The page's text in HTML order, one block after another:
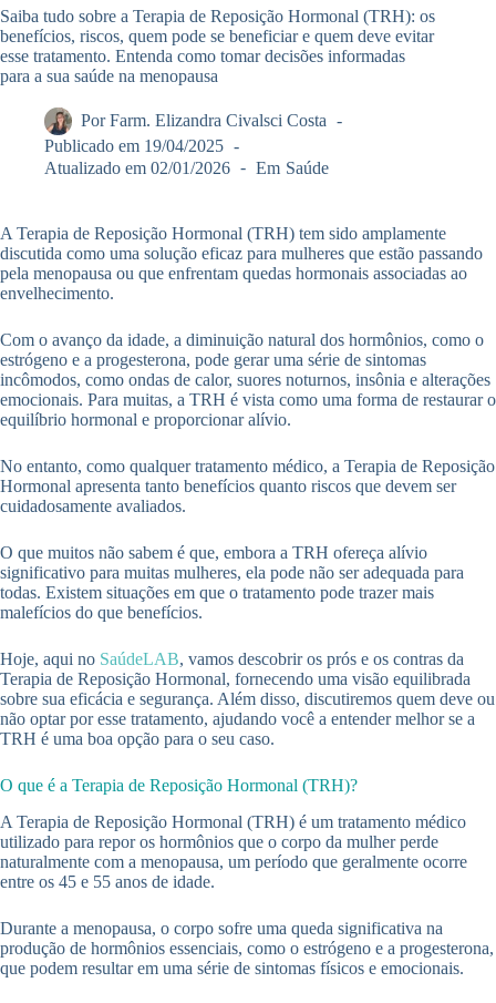
Saiba tudo sobre a Terapia de Reposição Hormonal (TRH): os
benefícios, riscos, quem pode se beneficiar e quem deve evitar
esse tratamento. Entenda como tomar decisões informadas
para a sua saúde na menopausa
Por Farm. Elizandra Civalsci Costa
Publicado em 19/04/2025
Atualizado em 02/01/2026 Em Saúde
A Terapia de Reposição Hormonal (TRH) tem sido amplamente
discutida como uma solução eficaz para mulheres que estão passando
pela menopausa ou que enfrentam quedas hormonais associadas ao
envelhecimento.
Com o avanço da idade, a diminuição natural dos hormônios, como o
estrógeno e a progesterona, pode gerar uma série de sintomas
incômodos, como ondas de calor, suores noturnos, insônia e alterações
emocionais. Para muitas, a TRH é vista como uma forma de restaurar o
equilíbrio hormonal e proporcionar alívio.
No entanto, como qualquer tratamento médico, a Terapia de Reposição
Hormonal apresenta tanto benefícios quanto riscos que devem ser
cuidadosamente avaliados.
O que muitos não sabem é que, embora a TRH ofereça alívio
significativo para muitas mulheres, ela pode não ser adequada para
todas. Existem situações em que o tratamento pode trazer mais
malefícios do que benefícios.
Hoje, aqui no SaúdeLAB, vamos descobrir os prós e os contras da
Terapia de Reposição Hormonal, fornecendo uma visão equilibrada
sobre sua eficácia e segurança. Além disso, discutiremos quem deve ou
não optar por esse tratamento, ajudando você a entender melhor se a
TRH é uma boa opção para o seu caso.
O que é a Terapia de Reposição Hormonal (TRH)?
A Terapia de Reposição Hormonal (TRH) é um tratamento médico
utilizado para repor os hormônios que o corpo da mulher perde
naturalmente com a menopausa, um período que geralmente ocorre
entre os 45 e 55 anos de idade.
Durante a menopausa, o corpo sofre uma queda significativa na
produção de hormônios essenciais, como o estrógeno e a progesterona,
que podem resultar em uma série de sintomas físicos e emocionais.